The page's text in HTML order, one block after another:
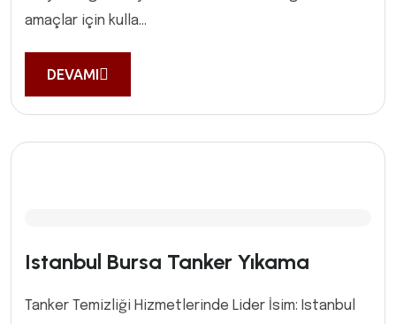
amaçlar için kulla...
DEVAMI
Istanbul Bursa Tanker Yıkama
Tanker Temizliği Hizmetlerinde Lider İsim: Istanbul